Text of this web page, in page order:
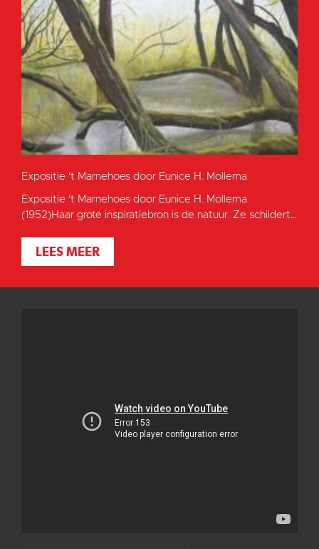
Expositie 't Marnehoes door Eunice H. Mollema
Expositie 't Marnehoes door Eunice H. Mollema
(1952)Haar grote inspiratiebron is de natuur. Ze schildert...
LEES MEER